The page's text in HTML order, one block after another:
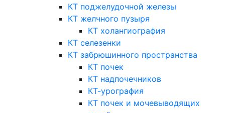
КТ поджелудочной железы
КТ желчного пузыря
КТ холангиография
КТ селезенки
КТ забрюшинного пространства
КТ почек
КТ надпочечников
КТ-урография
КТ почек и мочевыводящих